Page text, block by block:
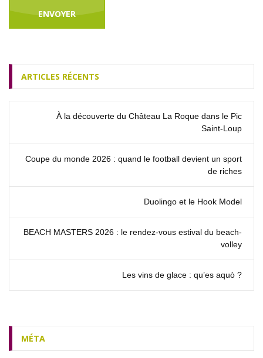
ARTICLES RÉCENTS
À la découverte du Château La Roque dans le Pic
Saint‑Loup
Coupe du monde 2026 : quand le football devient un sport
de riches
Duolingo et le Hook Model
BEACH MASTERS 2026 : le rendez‑vous estival du beach-
volley
Les vins de glace : qu’es aquò ?
MÉTA